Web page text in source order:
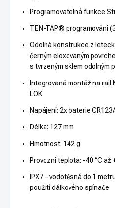
Programovatelná funkce
TEN-TAP® programování
Odolná konstrukce z
černým eloxovaným
s tvrzeným sklem odolným
Integrovaná montáž na rail
LOK
Napájení: 2x baterie
Délka: 127 mm
Hmotnost: 142 g
Provozní teplota: -40 °C až
IPX7 – vodotěsná do 1
použití dálkového spínače